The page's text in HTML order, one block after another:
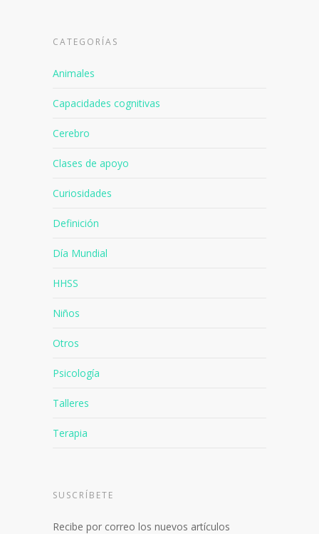
CATEGORÍAS
Animales
Capacidades cognitivas
Cerebro
Clases de apoyo
Curiosidades
Definición
Día Mundial
HHSS
Niños
Otros
Psicología
Talleres
Terapia
SUSCRÍBETE
Recibe por correo los nuevos artículos